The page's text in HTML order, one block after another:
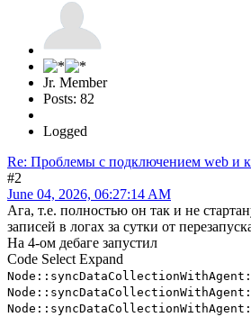
Jr. Member
Posts: 82
Logged
Re: Проблемы с подключением web и
#2
June 04, 2026, 06:27:14 AM
Ага, т.е. полностью он так и не
записей в логах за сутки от
На 4-ом дебаге запустил
Code Select Expand
Node::syncDataCollectionWithAgent:
Node::syncDataCollectionWithAgent:
Node::syncDataCollectionWithAgent: